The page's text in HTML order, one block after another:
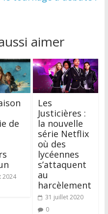
aimer
de
2024
Les
Justicières :
la nouvelle
série Netflix
où des
lycéennes
s’attaquent
au
harcèlement
31 juillet 2020
0